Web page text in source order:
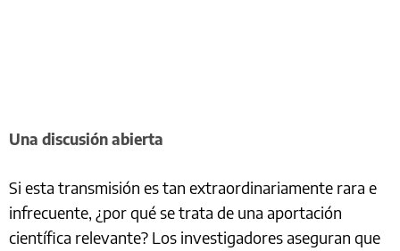
Una discusión abierta
Si esta transmisión es tan extraordinariamente rara e
infrecuente, ¿por qué se trata de una aportación
científica relevante? Los investigadores aseguran que